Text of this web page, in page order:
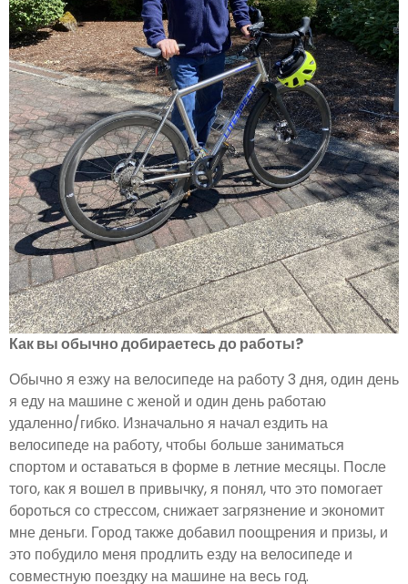
Как вы обычно добираетесь до работы?
Обычно я езжу на велосипеде на работу 3 дня, один день
я еду на машине с женой и один день работаю
удаленно/гибко. Изначально я начал ездить на
велосипеде на работу, чтобы больше заниматься
спортом и оставаться в форме в летние месяцы. После
того, как я вошел в привычку, я понял, что это помогает
бороться со стрессом, снижает загрязнение и экономит
мне деньги. Город также добавил поощрения и призы, и
это побудило меня продлить езду на велосипеде и
совместную поездку на машине на весь год.